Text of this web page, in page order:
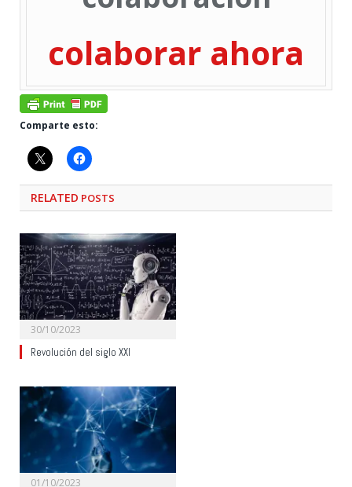
colaborar ahora
Comparte esto:
RELATED POSTS
30/10/2023
Revolución del siglo XXI
01/10/2023